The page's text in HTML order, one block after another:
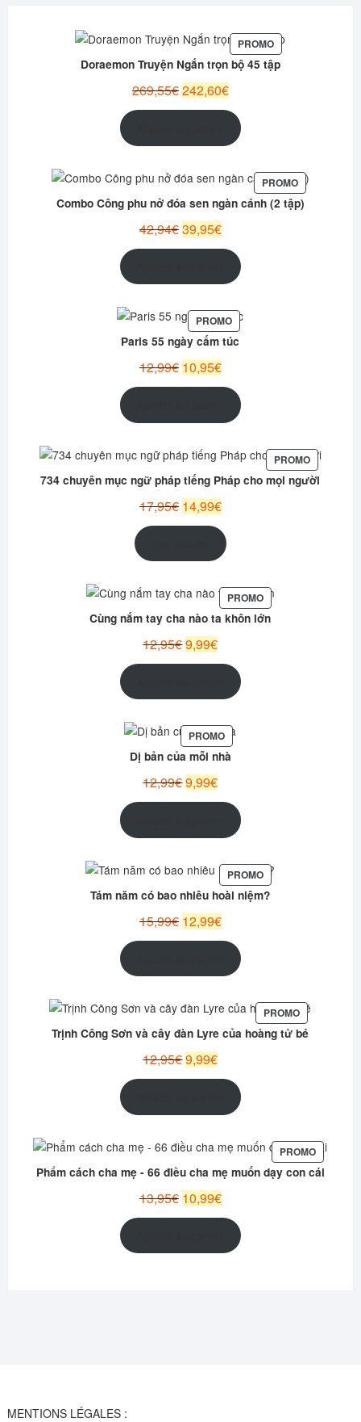
PROMOPRODUIT
EN
PROMOTION
Doraemon Truyện Ngắn trọn bộ 45 tập
269,55€ Le
prix
242,60€Le
prix
actuel
est :
PROMOPRODUIT
EN
PROMOTION
Combo Công phu nở đóa sen ngàn cánh (2 tập)
42,94€ Le
39,95€Le
actuel
est :
PROMOPRODUIT
EN
PROMOTION
Paris 55 ngày cấm túc
12,99€ Le
prix
10,95€Le
prix
actuel
est :
PROMOPRODUIT
EN
734 chuyên mục ngữ pháp tiếng Pháp cho mọi người
17,95€ Le
14,99€Le
actuel
est :
PROMOPRODUIT
EN
PROMOTION
Cùng nắm tay cha nào ta khôn lớn
12,95€Le
9,99€Le
actuel
est :
PROMOPRODUIT
EN
Dị bản của mỗi nhà
12,99€Le
prix
9,99€Le
prix
actuel
est :
PROMOPRODUIT
EN
PROMOTION
Tám năm có bao nhiêu hoài niệm?
15,99€ Le
12,99€Le
actuel
est :
PROMOPRODUIT
EN
PROMOTION
Trịnh Công Sơn và cây đàn Lyre của hoàng tử bé
12,95€Le
prix
9,99€Le
prix
actuel
est :
PROMOPRODUIT
EN
Phẩm cách cha mẹ - 66 điều cha mẹ muốn dạy con cái
13,95€ Le
10,99€Le
actuel
est :
MENTIONS LÉGALES :